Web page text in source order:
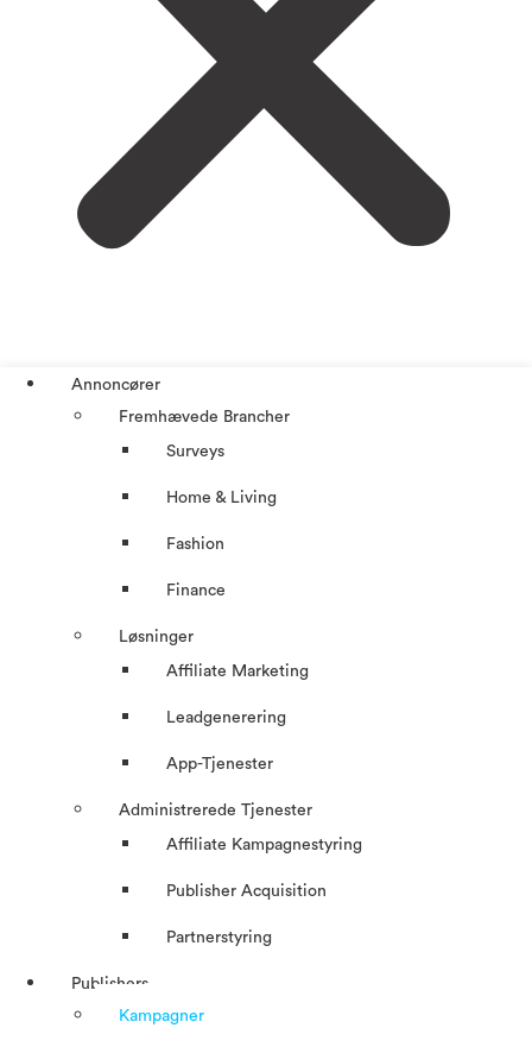
Annoncører
Fremhævede Brancher
Surveys
Home & Living
Fashion
Finance
Løsninger
Affiliate Marketing
Leadgenerering
App-Tjenester
Administrerede Tjenester
Affiliate Kampagnestyring
Publisher Acquisition
Partnerstyring
Publishers
Kampagner